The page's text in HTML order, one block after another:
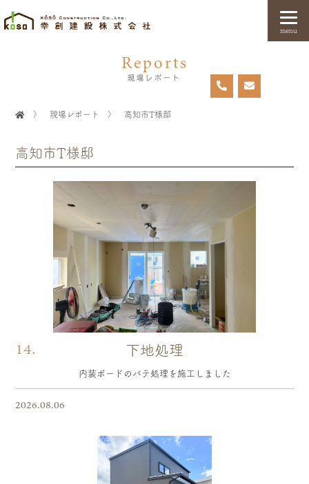
menu
Reports
現場レポート
〉 現場レポート 〉 高知市T様邸
高知市T様邸
14. 下地処理
内装ボードのパテ処理を施工しました
2026.08.06